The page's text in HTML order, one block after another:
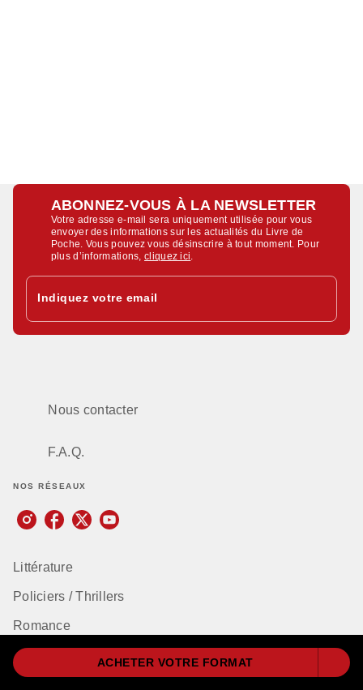
ACHETER VOTRE FORMAT
ABONNEZ-VOUS À LA NEWSLETTER
Votre adresse e-mail sera uniquement utilisée pour vous
envoyer des informations sur les actualités du Livre de
Poche. Vous pouvez vous désinscrire à tout moment. Pour
plus d’informations,cliquez ici
Indiquez votre email
Nous contacter
F.A.Q.
NOS RÉSEAUX
Littérature
Policiers / Thrillers
Romance
Imaginaire